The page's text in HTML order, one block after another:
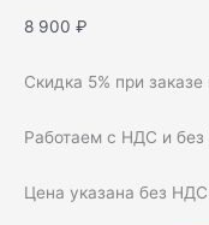
8 900 ₽
Скидка 5% при
Работаем с НДС и
Цена указана без НДС